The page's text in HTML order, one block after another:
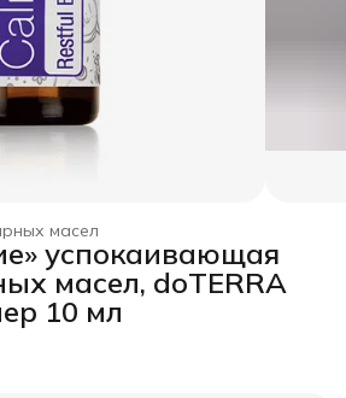
масел
успокаивающая
масел, doTERRA
10 мл